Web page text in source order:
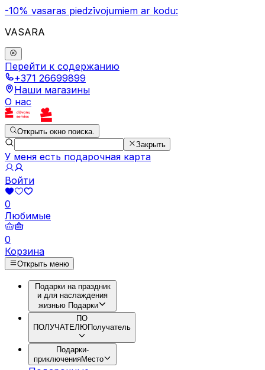
-10% vasaras piedzīvojumiem ar kodu:
VASARA
Перейти к содержанию
+371 26699899
Наши магазины
О нас
Открыть окно поиска.
Закрыть
У меня есть подарочная карта
Войти
0
Любимые
0
Корзина
Открыть меню
Подарки на праздник
и для наслаждения
жизнью Подарки
ПО
ПОЛУЧАТЕЛЮПолучатель
Подарки-
приключенияМесто